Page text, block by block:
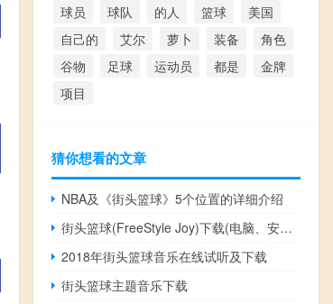
球员
球队 的人 篮球
美国
自己的
艾尔 萝卜 装备
角色
谷物
足球 运动员 都是
金牌
项目
猜你想看的文章
NBA及《街头篮球》5个位置的详细介绍
街头篮球(FreeStyle Joy)下载(电脑、安卓和IOS所有版本)
2018年街头篮球音乐在线试听及下载
街头篮球主题音乐下载